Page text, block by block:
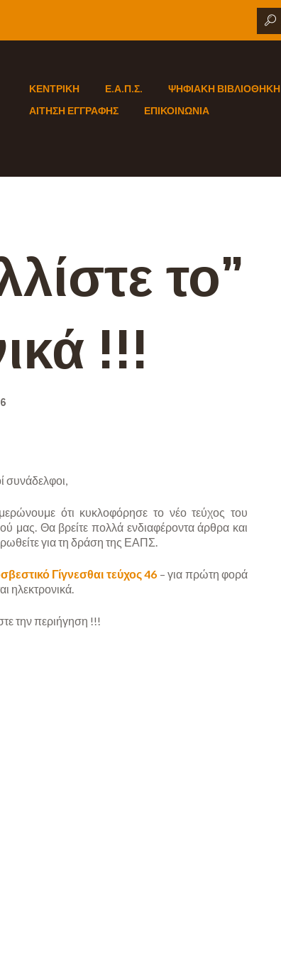
ΚΕΝΤΡΙΚΗ Ε.Α.Π.Σ. ΨΗΦΙΑΚΗ ΒΙΒΛΙΟΘΗΚΗ
ΑΙΤΗΣΗ ΕΓΓΡΑΦΗΣ
ΕΠΙΚΟΙΝΩΝΙΑ
το”
!!!
συνάδελφοι,
ότι κυκλοφόρησε το νέο τεύχος του
μας. Θα βρείτε πολλά ενδιαφέροντα άρθρα και
για τη δράση της ΕΑΠΣ.
Γίγνεσθαι τεύχος 46 – για πρώτη φορά
ηλεκτρονικά.
την περιήγηση !!!